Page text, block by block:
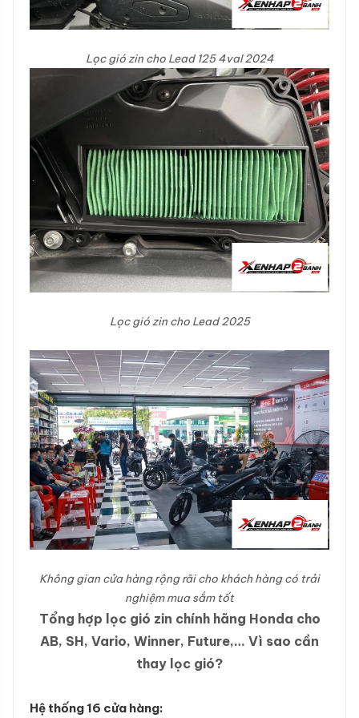
Lọc gió zin cho Lead 125 4val 2024
Lọc gió zin cho Lead 2025
Không gian cửa hàng rộng rãi cho khách hàng có trải
nghiệm mua sắm tốt
Tổng hợp lọc gió zin chính hãng Honda cho
AB, SH, Vario, Winner, Future,… Vì sao cần
thay lọc gió?
Hệ thống 16 cửa hàng: